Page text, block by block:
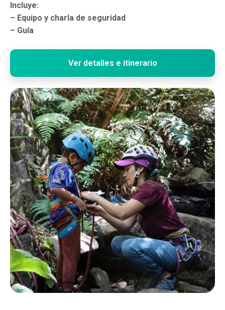
Incluye:
– Equipo y charla de seguridad
– Guía
Ver detalles e itinerario